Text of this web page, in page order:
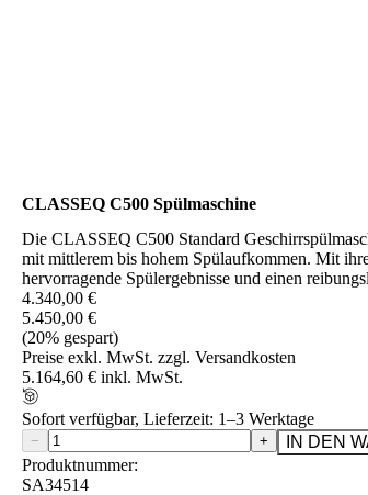
CLASSEQ C500 Spülmaschine
Die CLASSEQ C500 Standard
mit mittlerem bis hohem Spülaufkommen. Mit
hervorragende Spülergebnisse und einen
4.340,00 €
5.450,00 €
(20% gespart)
Preise exkl. MwSt. zzgl. Versandkosten
5.164,60 € inkl. MwSt.
Sofort verfügbar, Lieferzeit: 1–3 Werktage
− +
IN DEN
Produktnummer:
SA34514